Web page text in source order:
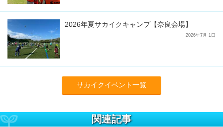
2026年夏サカイクキャンプ【奈良会場】
2026年7月 1日
サカイクイベント一覧
関連記事